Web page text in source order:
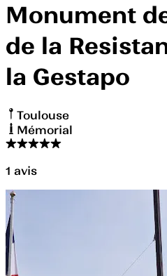
Monument
de la
la Gestapo
Toulouse
Mémorial
1 avis